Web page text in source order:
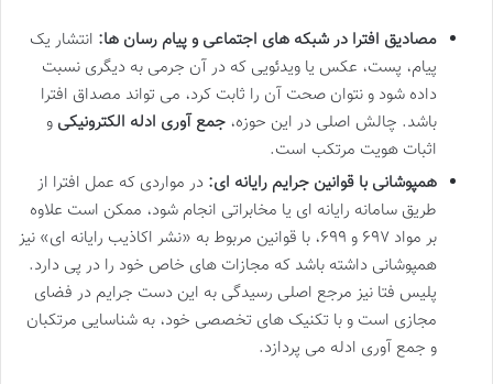
مصادیق افترا در شبکه های اجتماعی و پیام رسان ها: انتشار یک
پیام، پست، عکس یا ویدئویی که در آن جرمی به دیگری نسبت
داده شود و نتوان صحت آن را ثابت کرد، می تواند مصداق افترا
باشد. چالش اصلی در این حوزه، جمع آوری ادله الکترونیکی و
اثبات هویت مرتکب است.
همپوشانی با قوانین جرایم رایانه ای: در مواردی که عمل افترا از
طریق سامانه رایانه ای یا مخابراتی انجام شود، ممکن است علاوه
بر مواد ۶۹۷ و ۶۹۹، با قوانین مربوط به «نشر اکاذیب رایانه ای» نیز
همپوشانی داشته باشد که مجازات های خاص خود را در پی دارد.
پلیس فتا نیز مرجع اصلی رسیدگی به این دست جرایم در فضای
مجازی است و با تکنیک های تخصصی خود، به شناسایی مرتکبان
و جمع آوری ادله می پردازد.